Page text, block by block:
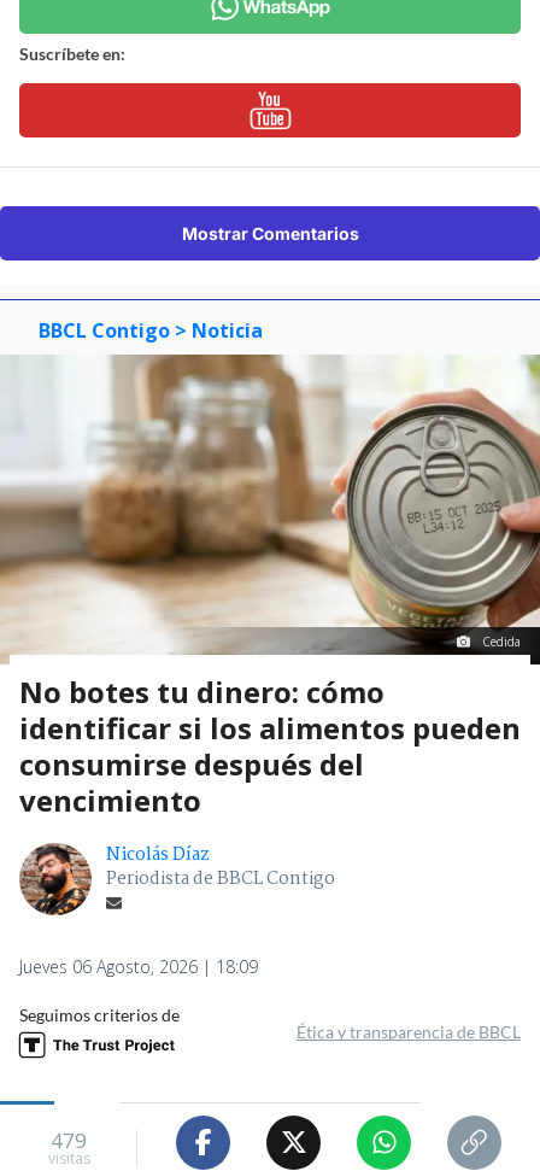
Suscríbete en:
Mostrar Comentarios
BBCL Contigo > Noticia
Cedida
No botes tu dinero: cómo
identificar si los alimentos pueden
consumirse después del
vencimiento
Nicolás Díaz
Periodista de BBCL Contigo
Jueves 06 Agosto, 2026 | 18:09
Seguimos criterios de
Ética y transparencia de BBCL
479
visitas